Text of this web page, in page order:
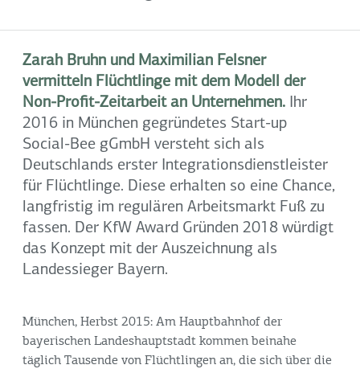
Zarah Bruhn und Maximilian Felsner
vermitteln Flüchtlinge mit dem Modell der
Non-Profit-Zeitarbeit an Unternehmen. Ihr
2016 in München gegründetes Start-up
Social-Bee gGmbH versteht sich als
Deutschlands erster Integrationsdienstleister
für Flüchtlinge. Diese erhalten so eine Chance,
langfristig im regulären Arbeitsmarkt Fuß zu
fassen. Der KfW Award Gründen 2018 würdigt
das Konzept mit der Auszeichnung als
Landessieger Bayern.
München, Herbst 2015: Am Hauptbahnhof der
bayerischen Landeshauptstadt kommen beinahe
täglich Tausende von Flüchtlingen an, die sich über die